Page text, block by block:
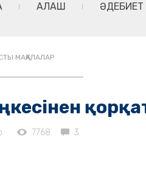
АЛАШ ӘДЕБИЕТ
МАҚАЛАЛАР
7768 3